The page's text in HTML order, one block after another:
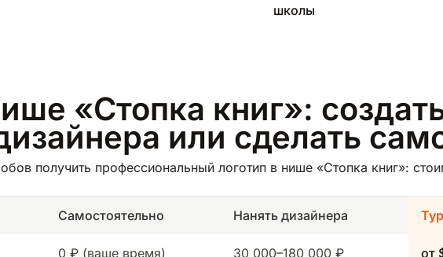
школы
«Стопка книг»:
или сделать
получить профессиональный логотип в нише «Стопка книг»:
Самостоятельно Нанять дизайнера
0 ₽ (ваше время) 30 000–180 000 ₽ от